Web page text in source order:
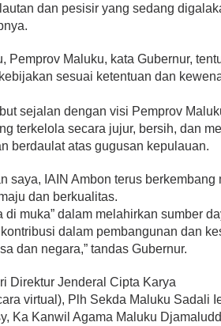
dan pesisir yang sedang
Pemprov Maluku, kata Gubernur,
sesuai ketentuan dan
sejalan dengan visi Pemprov
terkelola secara jujur, bersih, dan
berdaulat atas gugusan kepulauan.
saya, IAIN Ambon terus berkembang
dan berkualitas.
di muka” dalam melahirkan sumber
dalam pembangunan dan
dan negara,” tandas Gubernur.
Direktur Jenderal Cipta Karya
virtual), Plh Sekda Maluku Sadali
Ka Kanwil Agama Maluku